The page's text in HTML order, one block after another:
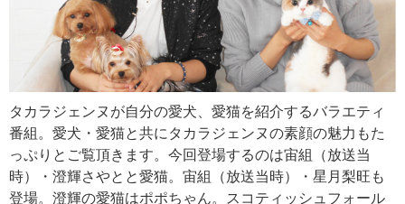
タカラジェンヌが自分の愛犬、愛猫を紹介するバラエティ
番組。愛犬・愛猫と共にタカラジェンヌの素顔の魅力もた
っぷりとご覧頂きます。今回登場するのは宙組（放送当
時）・澄輝さやとと愛猫。宙組（放送当時）・星月梨旺も
登場。澄輝の愛猫はポポちゃん。スコティッシュフォール